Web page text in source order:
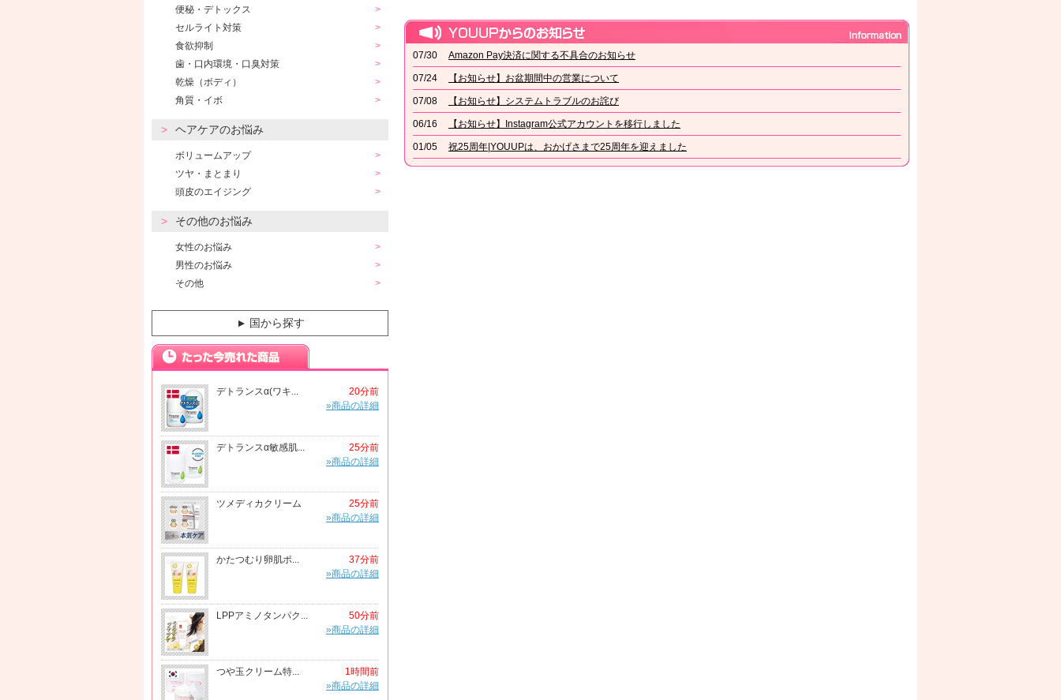
便秘・デトックス
セルライト対策
食欲抑制
歯・口内環境・口臭対策
乾燥（ボディ）
角質・イボ
ヘアケアのお悩み
ボリュームアップ
ツヤ・まとまり
頭皮のエイジング
その他のお悩み
女性のお悩み
男性のお悩み
その他
▼ 国から探す
デトランスα(ワキ...
20分前
»商品の詳細
デトランスα敏感肌...
25分前
»商品の詳細
ツメディカクリーム
25分前
»商品の詳細
かたつむり卵肌ポ...
37分前
»商品の詳細
LPPアミノタンパク...
50分前
»商品の詳細
つや玉クリーム特...
1時間前
»商品の詳細
07/30 Amazon Pay決済に関する不具合のお知らせ
07/24 【お知らせ】お盆期間中の営業について
07/08 【お知らせ】システムトラブルのお詫び
06/16 【お知らせ】Instagram公式アカウントを移行しました
01/05 祝25周年|YOUUPは、おかげさまで25周年を迎えました